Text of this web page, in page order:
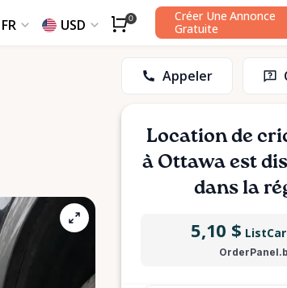
FR USD 0
Créer Une Annonce
Gratuite
Appeler
Location de
à Ottawaest
dans la
5,10 $